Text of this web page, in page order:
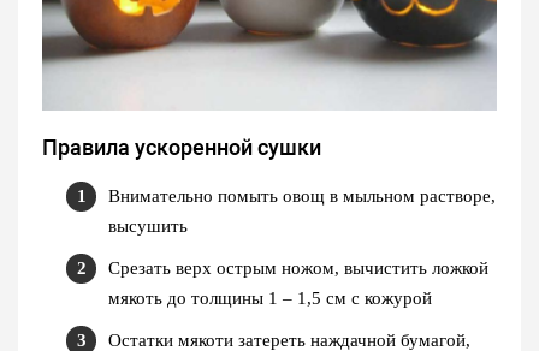
Правила ускоренной сушки
Внимательно помыть овощ в мыльном растворе,
высушить
Срезать верх острым ножом, вычистить ложкой
мякоть до толщины 1 – 1,5 см с кожурой
Остатки мякоти затереть наждачной бумагой,